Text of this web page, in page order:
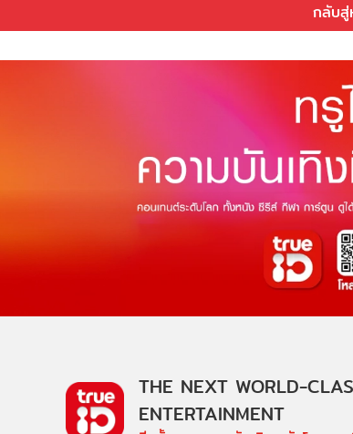
กลับสู่
THE NEXT WORLD-
ENTERTAINMENT